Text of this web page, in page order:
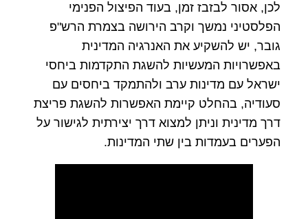
לכן, אסור לבזבז זמן, בעוד הפיצול הפנימי
הפלסטיני נמשך וקרב הירושה בצמרת הרש"פ
גובר, יש להשקיע את האנרגיה המדינית
באפשרויות המעשיות להשגת התקדמות ביחסי
ישראל עם מדינות ערב ולהתמקד ביחסים עם
סעודיה, בהחלט קיימת האפשרות להשגת פריצת
דרך מדינית וניתן למצוא דרך יצירתית לגישור על
הפערים בעמדות בין שתי המדינות.